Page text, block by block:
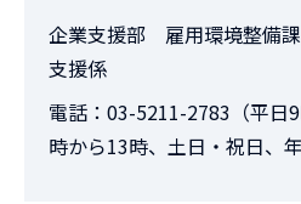
企業支援部 雇用環境整備
支援係
電話：03-5211-2783（平日
時から13時、土日・祝日、